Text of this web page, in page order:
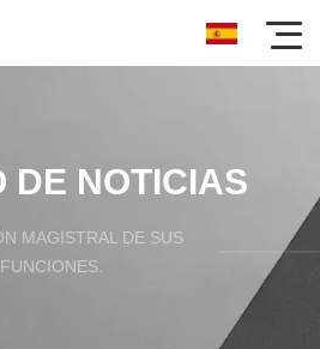
DE NOTICIAS
MAGISTRAL DE SUS
FUNCIONES.